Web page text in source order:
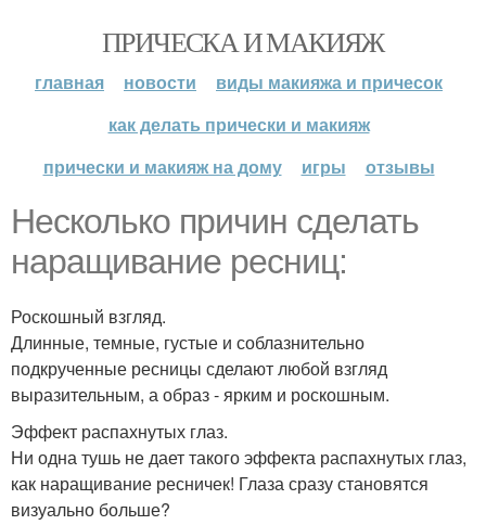
ПРИЧЕСКА И МАКИЯЖ
главная новости
виды макияжа и причесок
как делать прически и макияж
прически и макияж на дому
игры отзывы
Несколько причин сделать
наращивание ресниц:
Роскошный взгляд.
Длинные, темные, густые и соблазнительно
подкрученные ресницы сделают любой взгляд
выразительным, а образ - ярким и роскошным.
Эффект распахнутых глаз.
Ни одна тушь не дает такого эффекта распахнутых глаз,
как наращивание ресничек! Глаза сразу становятся
визуально больше?